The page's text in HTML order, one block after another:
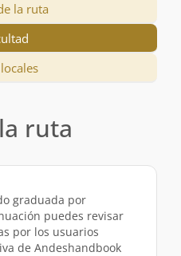
la ruta
ruta
graduada por
puedes revisar
por los usuarios
de Andeshandbook